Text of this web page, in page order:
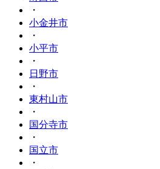
・
小金井市
・
小平市
・
日野市
・
東村山市
・
国分寺市
・
国立市
・